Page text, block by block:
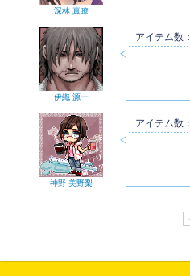
深林 真瞭
伊織 源一
アイテム数
神野 美野梨
アイテム数